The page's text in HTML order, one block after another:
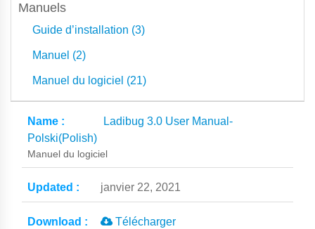
Manuels
Guide d’installation (3)
Manuel (2)
Manuel du logiciel (21)
Ladibug 3.0 User Manual-
Polski(Polish)
Manuel du logiciel
janvier 22, 2021
Télécharger